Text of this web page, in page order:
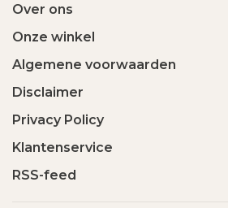
Over ons
Onze winkel
Algemene voorwaarden
Disclaimer
Privacy Policy
Klantenservice
RSS-feed